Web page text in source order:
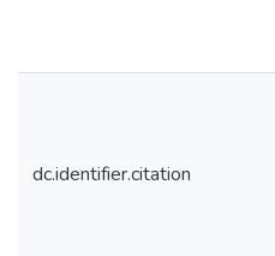
dc.identifier.citation